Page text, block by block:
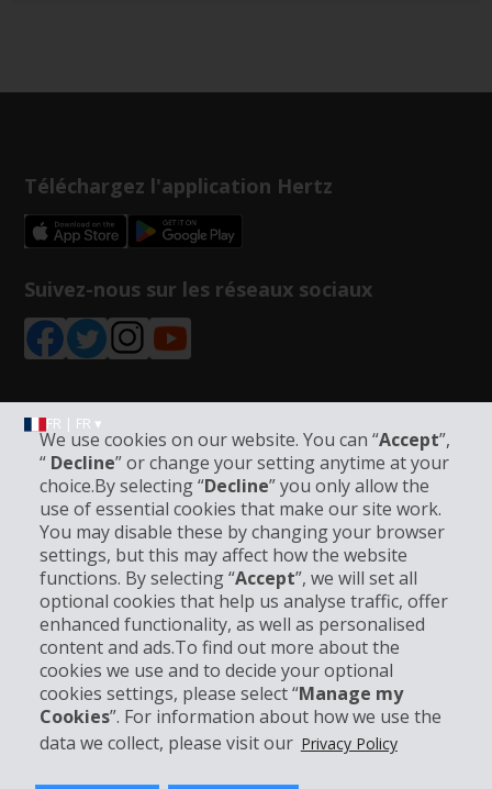
We use cookies on our website. You can “Accept”,
“ Decline” or change your setting anytime at your
choice.By selecting “Decline” you only allow the
use of essential cookies that make our site work.
You may disable these by changing your browser
settings, but this may affect how the website
functions. By selecting “Accept”, we will set all
optional cookies that help us analyse traffic, offer
enhanced functionality, as well as personalised
content and ads.To find out more about the
cookies we use and to decide your optional
cookies settings, please select “Manage my
Cookies”. For information about how we use the
data we collect, please visit our Privacy Policy
Téléchargez l'application Hertz
Suivez-nous sur les réseaux sociaux
FR | FR ▾
Informations sur l'entreprise
Entreprise
Support client
Réserver avec Hertz